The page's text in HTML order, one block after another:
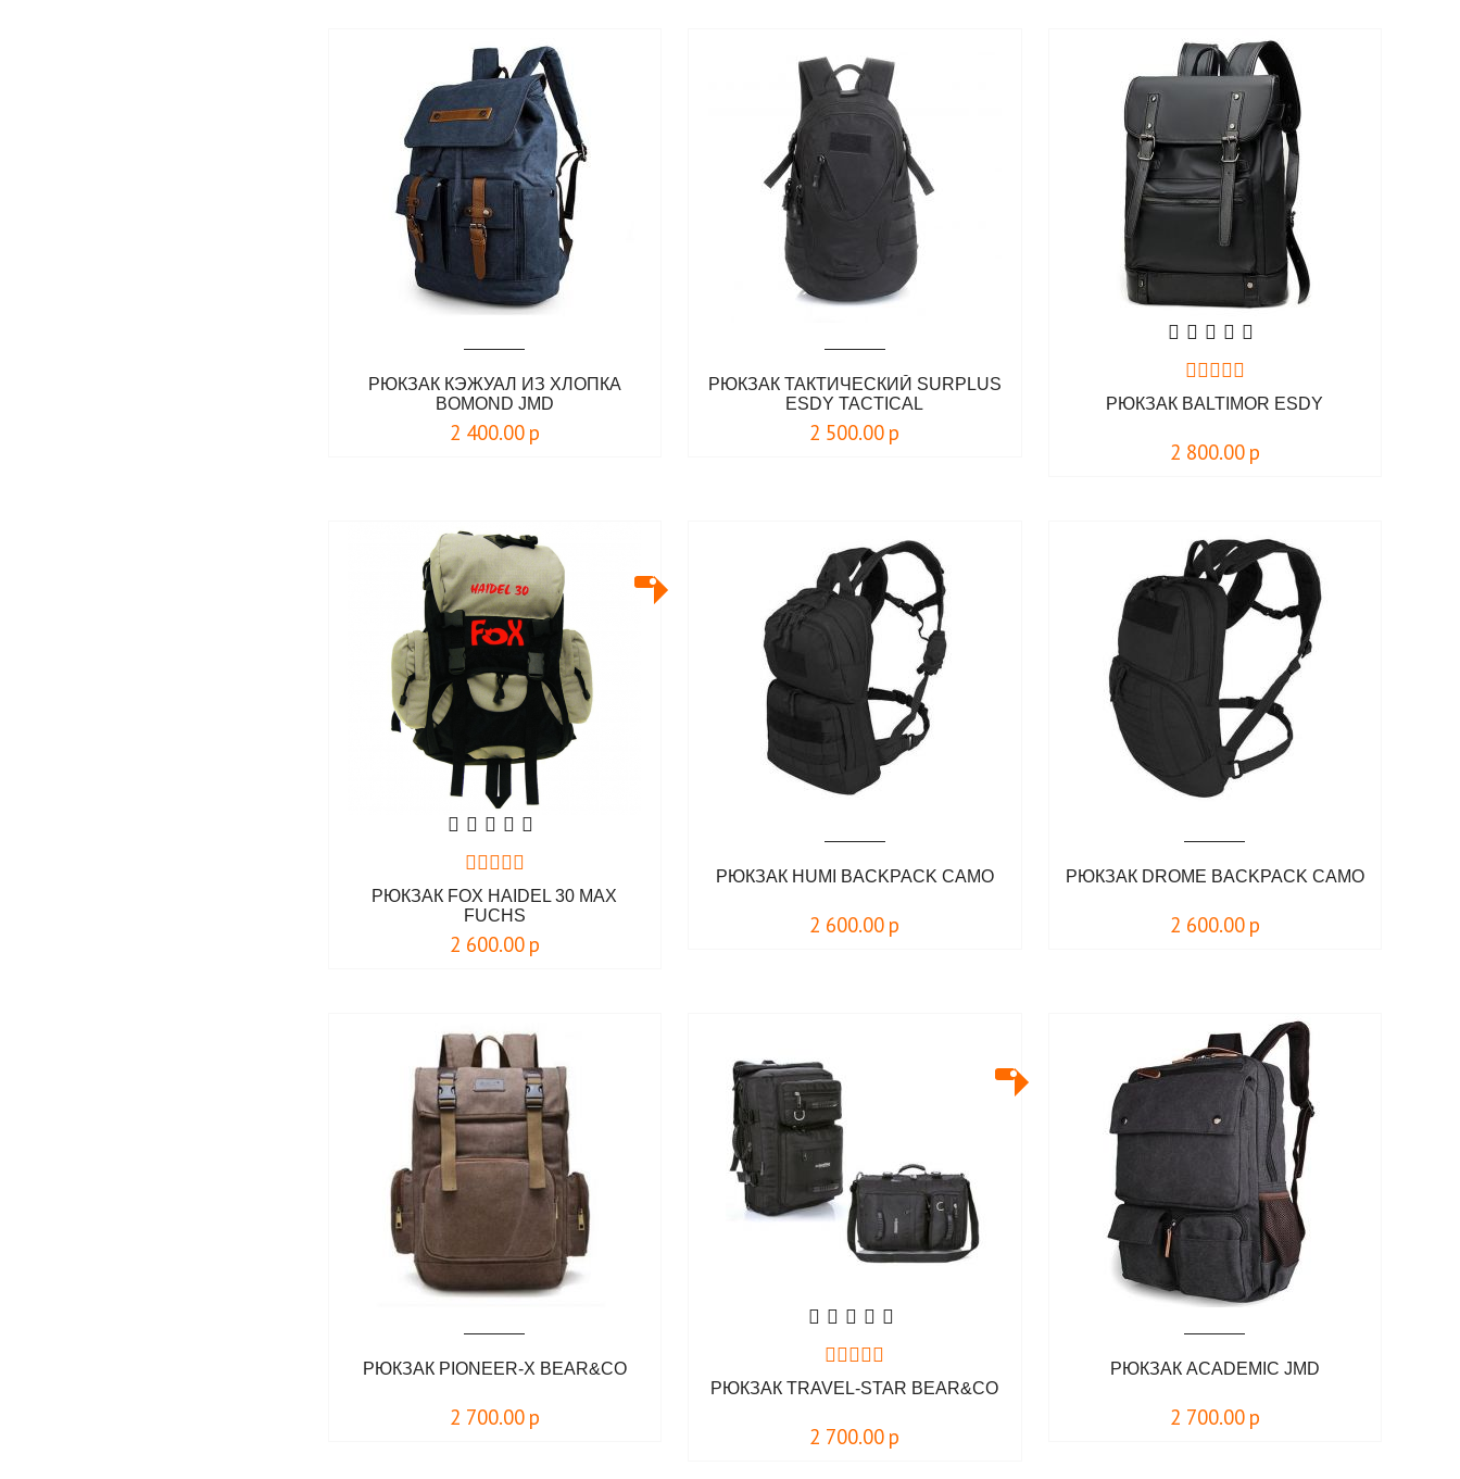
РЮКЗАК КЭЖУАЛ ИЗ ХЛОПКА
BOMOND JMD
2 400.00 р
РЮКЗАК ТАКТИЧЕСКИЙ SURPLUS
ESDY TACTICAL
2 500.00 р
РЮКЗАК BALTIMOR ESDY
2 800.00 р
РЮКЗАК FOX HAIDEL 30 MAX
FUCHS
2 600.00 р
РЮКЗАК HUMI BACKPACK CAMO
2 600.00 р
РЮКЗАК DROME BACKPACK CAMO
2 600.00 р
РЮКЗАК PIONEER-X BEAR&CO
2 700.00 р
РЮКЗАК TRAVEL-STAR BEAR&CO
2 700.00 р
РЮКЗАК ACADEMIC JMD
2 700.00 р